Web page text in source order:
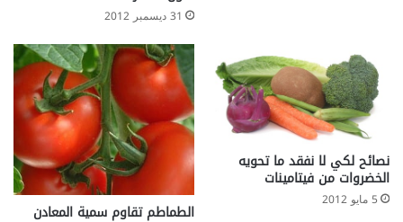
31 ديسمبر 2012
نصائح لكي لا نفقد ما تحويه
الخضروات من فيتامينات
5 مايو 2012
الطماطم تقاوم سمية المعادن